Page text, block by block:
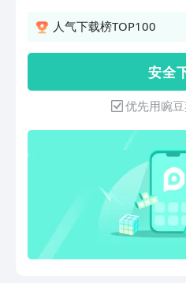
牛津英汉双解
典》，带你
词。 ※内容
英汉汉英词典
共收录单词
覆盖面广、
语学习、写
英汉双解词典
为世所公认
版相比第9版
1000余个新
词、短语、
人气下载榜TOP100
安 全
优先用豌